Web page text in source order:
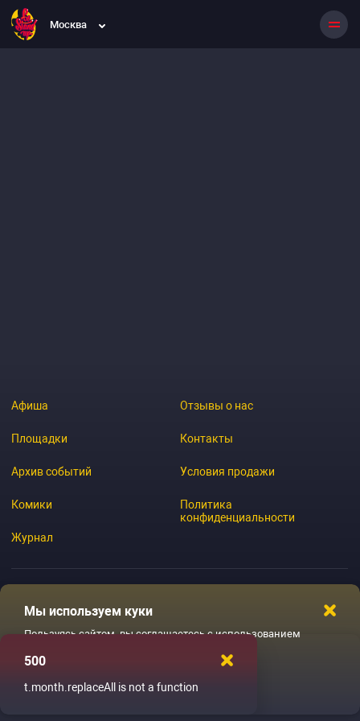
Москва
Афиша
Площадки
Архив событий
Комики
Журнал
Отзывы о нас
Контакты
Условия продажи
Политика
конфиденциальности
Мы используем куки
Пользуясь сайтом, вы соглашаетесь с использованием
Ладненько
500
t.month.replaceAll is not a function